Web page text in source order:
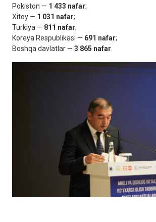
Pokiston — 1 433 nafar;
Xitoy — 1 031 nafar;
Turkiya — 811 nafar;
Koreya Respublikasi — 691 nafar;
Boshqa davlatlar — 3 865 nafar